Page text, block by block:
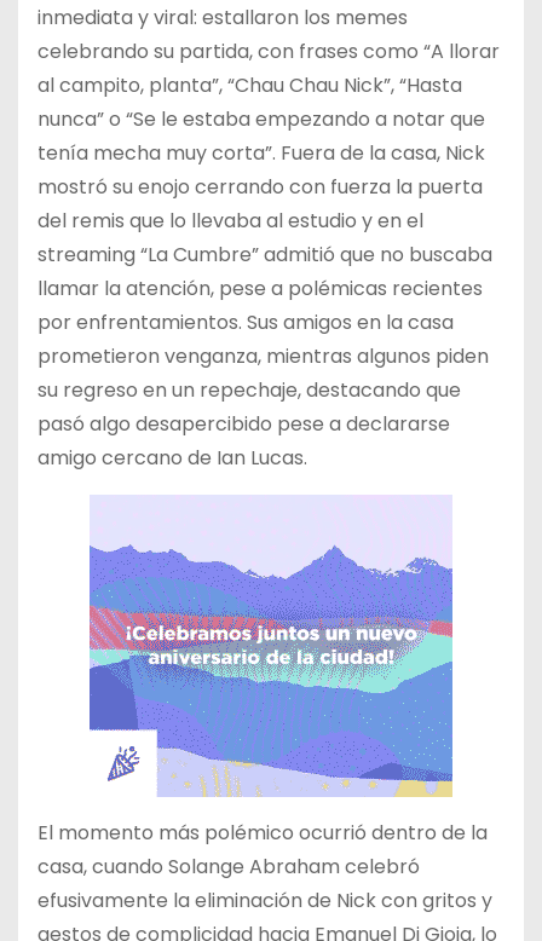
inmediata y viral: estallaron los memes
celebrando su partida, con frases como “A llorar
al campito, planta”, “Chau Chau Nick”, “Hasta
nunca” o “Se le estaba empezando a notar que
tenía mecha muy corta”. Fuera de la casa, Nick
mostró su enojo cerrando con fuerza la puerta
del remis que lo llevaba al estudio y en el
streaming “La Cumbre” admitió que no buscaba
llamar la atención, pese a polémicas recientes
por enfrentamientos. Sus amigos en la casa
prometieron venganza, mientras algunos piden
su regreso en un repechaje, destacando que
pasó algo desapercibido pese a declararse
amigo cercano de Ian Lucas.
El momento más polémico ocurrió dentro de la
casa, cuando Solange Abraham celebró
efusivamente la eliminación de Nick con gritos y
gestos de complicidad hacia Emanuel Di Gioia, lo